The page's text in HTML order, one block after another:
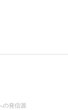
の発信源